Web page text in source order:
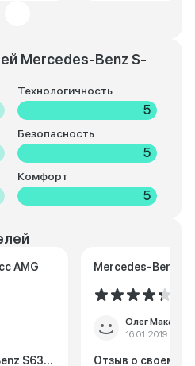
Mercedes-Benz S-
Технологичность
5
Безопасность
5
Комфорт
5
AMG
S63...
Mercedes-Benz
Олег Макаров
16.01.2019
Отзыв о своем